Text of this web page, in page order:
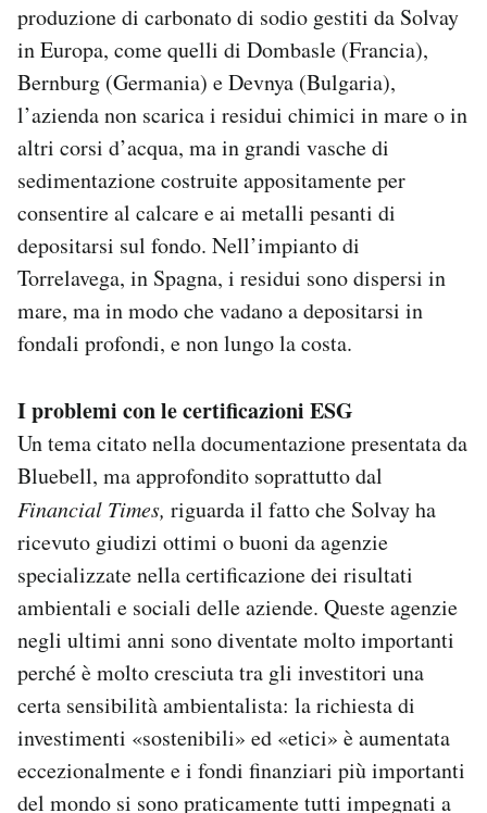
produzione di carbonato di sodio gestiti da Solvay
in Europa, come quelli di Dombasle (Francia),
Bernburg (Germania) e Devnya (Bulgaria),
l’azienda non scarica i residui chimici in mare o in
altri corsi d’acqua, ma in grandi vasche di
sedimentazione costruite appositamente per
consentire al calcare e ai metalli pesanti di
depositarsi sul fondo. Nell’impianto di
Torrelavega, in Spagna, i residui sono dispersi in
mare, ma in modo che vadano a depositarsi in
fondali profondi, e non lungo la costa.
I problemi con le certificazioni ESG
Un tema citato nella documentazione presentata da
Bluebell, ma approfondito soprattutto dal
Financial Times, riguarda il fatto che Solvay ha
ricevuto giudizi ottimi o buoni da agenzie
specializzate nella certificazione dei risultati
ambientali e sociali delle aziende. Queste agenzie
negli ultimi anni sono diventate molto importanti
perché è molto cresciuta tra gli investitori una
certa sensibilità ambientalista: la richiesta di
investimenti «sostenibili» ed «etici» è aumentata
eccezionalmente e i fondi finanziari più importanti
del mondo si sono praticamente tutti impegnati a